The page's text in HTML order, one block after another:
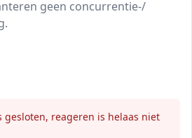
geen concurrentie-/
gesloten, reageren is helaas niet